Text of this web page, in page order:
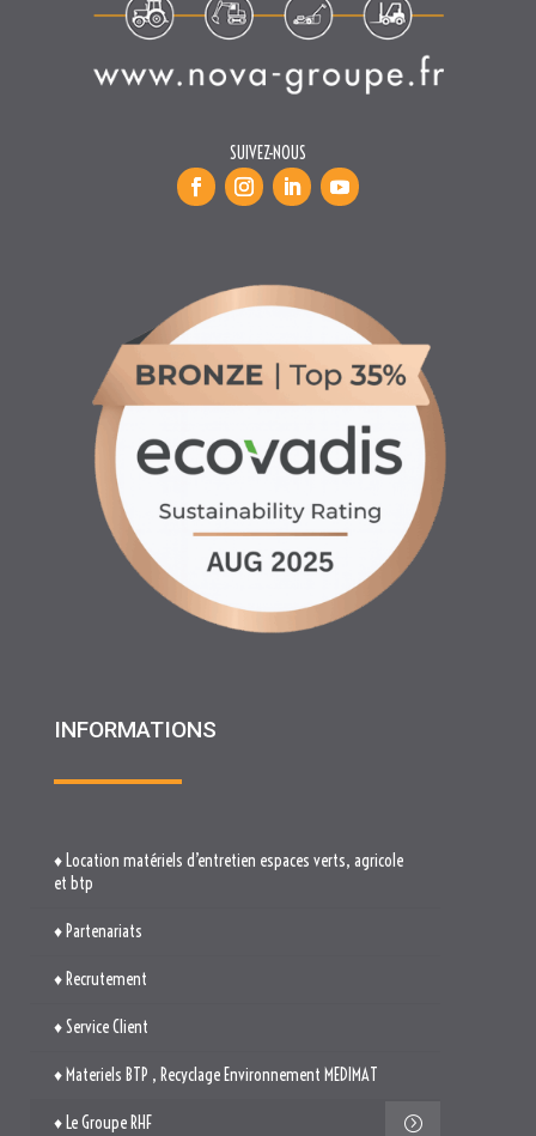
SUIVEZ-NOUS
INFORMATIONS
♦ Location matériels d’entretien espaces verts, agricole
et btp
♦ Partenariats
♦ Recrutement
♦ Service Client
♦ Materiels BTP , Recyclage Environnement MEDIMAT
♦ Le Groupe RHF